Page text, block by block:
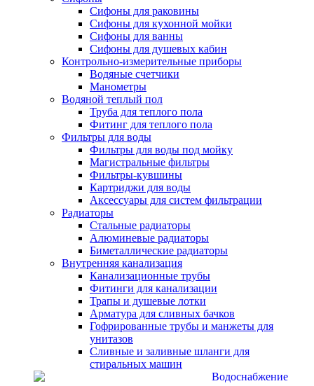
Сифоны для раковины
Сифоны для кухонной мойки
Сифоны для ванны
Сифоны для душевых кабин
Контрольно-измерительные приборы
Водяные счетчики
Манометры
Водяной теплый пол
Труба для теплого пола
Фитинг для теплого пола
Фильтры для воды
Фильтры для воды под мойку
Магистральные фильтры
Фильтры-кувшины
Картриджи для воды
Аксессуары для систем фильтрации
Радиаторы
Стальные радиаторы
Алюминевые радиаторы
Биметаллические радиаторы
Внутренняя канализация
Канализационные трубы
Фитинги для канализации
Трапы и душевые лотки
Арматура для сливных бачков
Гофрированные трубы и манжеты для
унитазов
Сливные и заливные шланги для
стиральных машин